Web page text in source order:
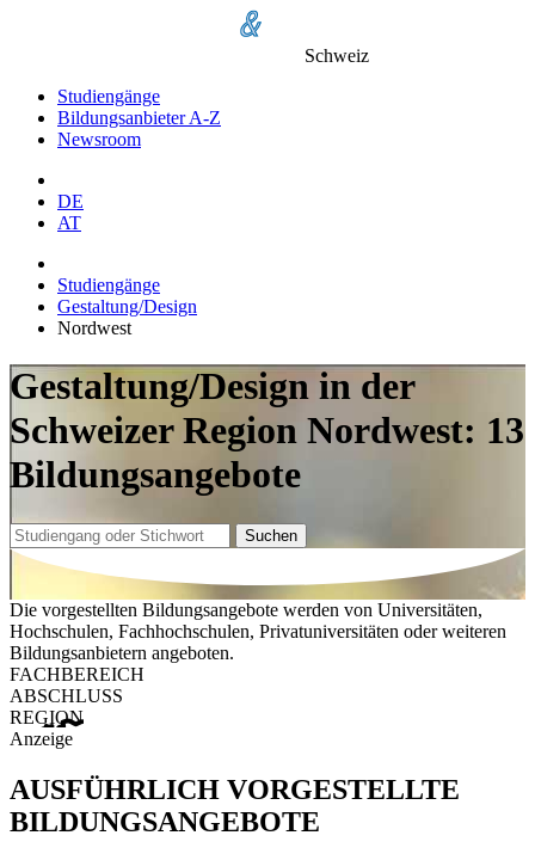
Schweiz
Studiengänge
Bildungsanbieter A-Z
Newsroom
DE
AT
Studiengänge
Gestaltung/Design
Nordwest
Gestaltung/Design in der
Schweizer Region Nordwest: 13
Bildungsangebote
Suchen
Die vorgestellten Bildungsangebote werden von Universitäten,
Hochschulen, Fachhochschulen, Privatuniversitäten oder weiteren
Bildungsanbietern angeboten.
FACHBEREICH
ABSCHLUSS
REGION
Anzeige
AUSFÜHRLICH VORGESTELLTE
BILDUNGSANGEBOTE